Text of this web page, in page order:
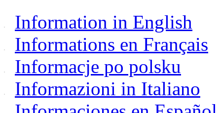
Information in English
Informations en Français
Informacje po polsku
Informazioni in Italiano